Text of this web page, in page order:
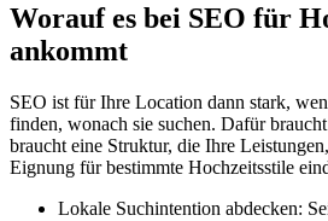
Worauf es bei SEO für
ankommt
SEO ist für Ihre Location dann stark,
finden, wonach sie suchen. Dafür
braucht eine Struktur, die Ihre
Eignung für bestimmte Hochzeitsstile
Lokale Suchintention abdecken: